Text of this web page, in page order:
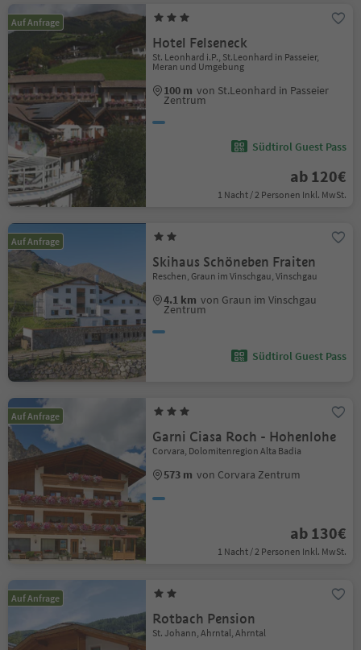
Auf Anfrage
Hotel Felseneck
St. Leonhard i.P., St.Leonhard in Passeier,
Meran und Umgebung
100 m von St.Leonhard in Passeier
Zentrum
Südtirol Guest Pass
ab 120€
1 Nacht / 2 Personen Inkl. MwSt.
Auf Anfrage
Skihaus Schöneben Fraiten
Reschen, Graun im Vinschgau, Vinschgau
4.1 km von Graun im Vinschgau
Zentrum
Südtirol Guest Pass
Auf Anfrage
Garni Ciasa Roch - Hohenlohe
Corvara, Dolomitenregion Alta Badia
573 m von Corvara Zentrum
ab 130€
1 Nacht / 2 Personen Inkl. MwSt.
Auf Anfrage
Rotbach Pension
St. Johann, Ahrntal, Ahrntal